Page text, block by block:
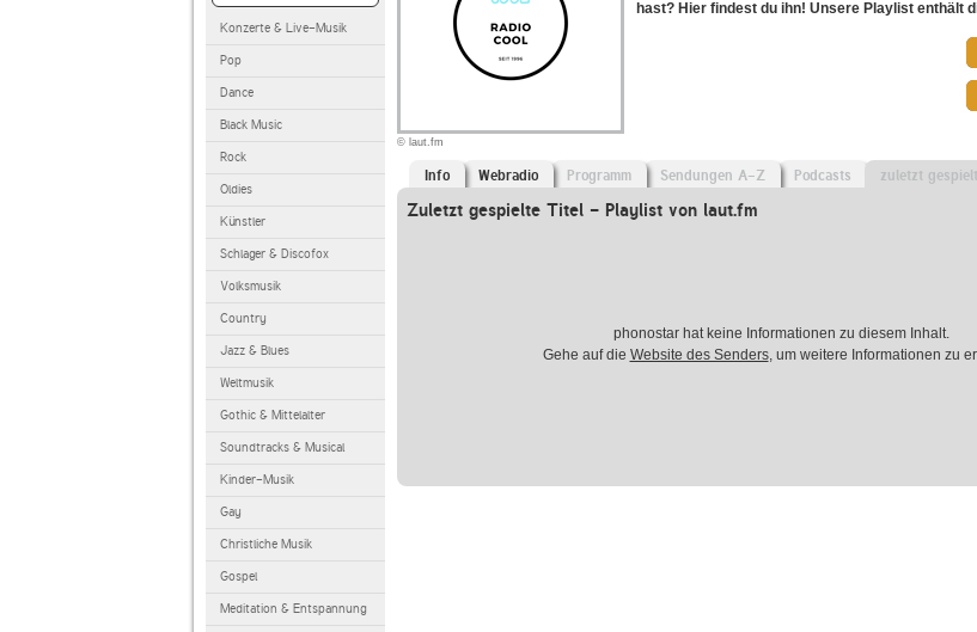
Konzerte & Live-Musik
Pop
Dance
Black Music
Rock
Oldies
Künstler
Schlager & Discofox
Volksmusik
Country
Jazz & Blues
Weltmusik
Gothic & Mittelalter
Soundtracks & Musical
Kinder-Musik
Gay
Christliche Musik
Gospel
Meditation & Entspannung
© laut.fm
hast? Hier findest du ihn! Unsere Playlist enthält
Info Webradio Programm Sendungen A-Z Podcasts zuletzt
Zuletzt gespielte Titel - Playlist von laut.fm
phonostar hat keine Informationen zu diesem Inhalt.
Gehe auf die Website des Senders, um weitere Informationen zu